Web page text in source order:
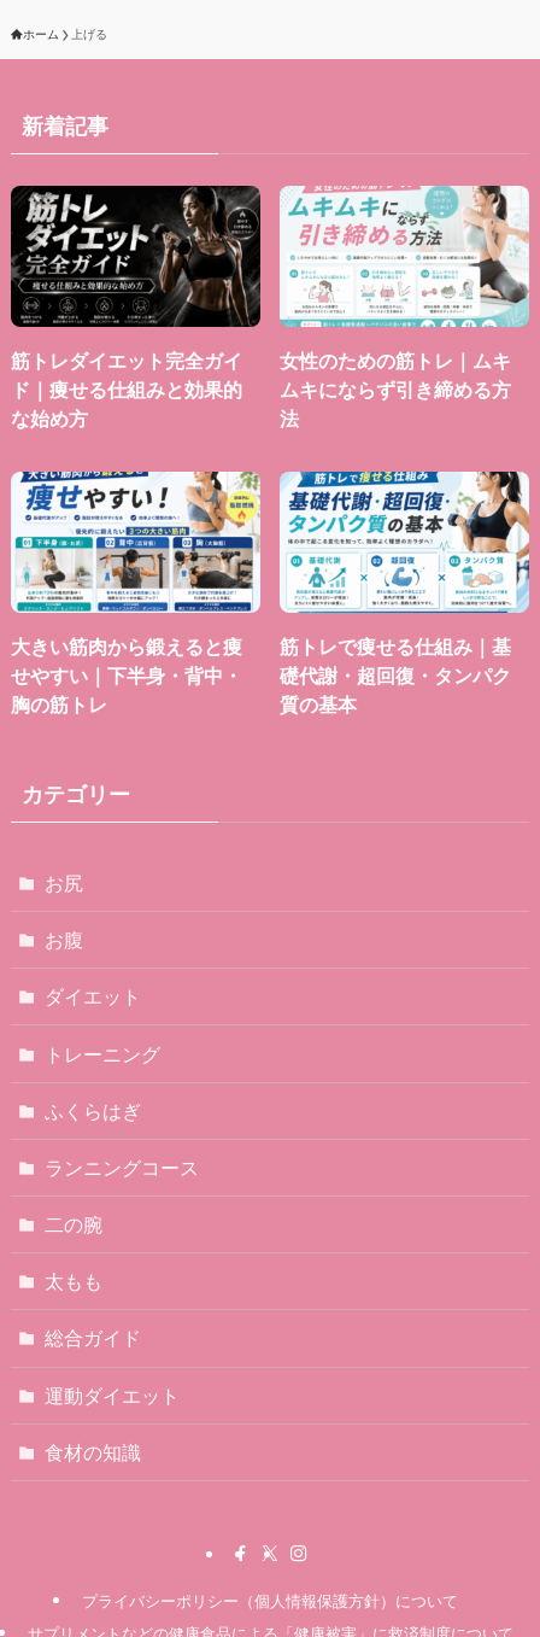
ホーム 上げる
新着記事
筋トレダイエット完全ガイ
ド｜痩せる仕組みと効果的
な始め方
女性のための筋トレ｜ムキ
ムキにならず引き締める方
法
大きい筋肉から鍛えると痩
せやすい｜下半身・背中・
胸の筋トレ
筋トレで痩せる仕組み｜基
礎代謝・超回復・タンパク
質の基本
カテゴリー
お尻
お腹
ダイエット
トレーニング
ふくらはぎ
ランニングコース
二の腕
太もも
総合ガイド
運動ダイエット
食材の知識
プライバシーポリシー（個人情報保護方針）について